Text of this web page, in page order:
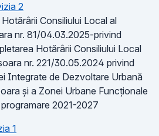
2
Consiliului Local al
nr. 81/04.03.2025-privind
Hotărârii Consiliului Local
nr. 221/30.05.2024 privind
Integrate de Dezvoltare Urbană
și a Zonei Urbane Funcționale
2021-2027
1